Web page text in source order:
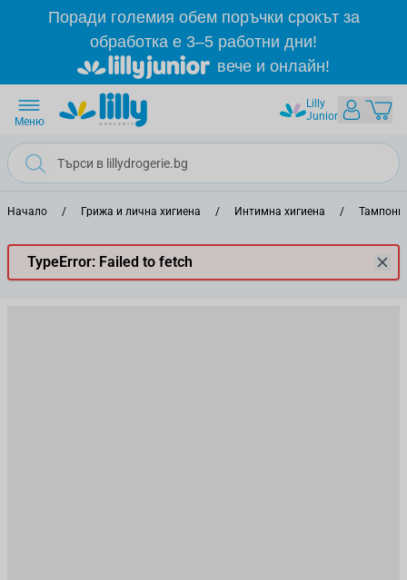
Прескачане към съдържанието
Поради големия обем поръчки срокът за
обработка е 3–5 работни дни!
вече и онлайн!
Lilly
Junior
Меню
Начало / Грижа и лична хигиена / Интимна хигиена / Тампони
TypeError: Failed to fetch